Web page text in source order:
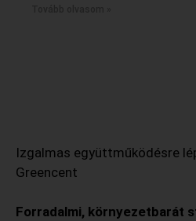
Izgalmas együttműködésre
Greencent
Forradalmi, környezetbarát